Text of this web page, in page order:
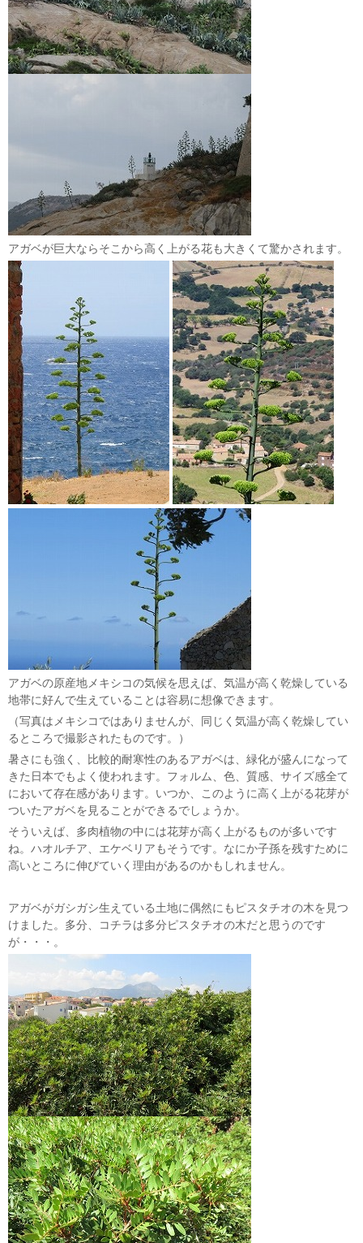
アガベが巨大ならそこから高く上がる花も大きくて驚かされます。
アガベの原産地メキシコの気候を思えば、気温が高く乾燥している
地帯に好んで生えていることは容易に想像できます。
（写真はメキシコではありませんが、同じく気温が高く乾燥してい
るところで撮影されたものです。）
暑さにも強く、比較的耐寒性のあるアガベは、緑化が盛んになって
きた日本でもよく使われます。フォルム、色、質感、サイズ感全て
において存在感があります。いつか、このように高く上がる花芽が
ついたアガベを見ることができるでしょうか。
そういえば、多肉植物の中には花芽が高く上がるものが多いです
ね。ハオルチア、エケベリアもそうです。なにか子孫を残すために
高いところに伸びていく理由があるのかもしれません。
アガベがガシガシ生えている土地に偶然にもピスタチオの木を見つ
けました。多分、コチラは多分ピスタチオの木だと思うのです
が・・・。